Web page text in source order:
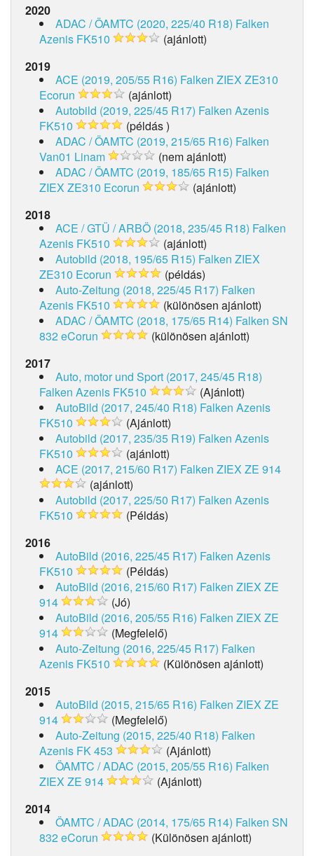
2020
ADAC / ÖAMTC (2020, 225/40 R18) Falken
Azenis FK510
(ajánlott)
2019
ACE (2019, 205/55 R16) Falken ZIEX ZE310
Ecorun
(ajánlott)
Autobild (2019, 225/45 R17) Falken Azenis
FK510
(példás )
ADAC / ÖAMTC (2019, 215/65 R16) Falken
Van01 Linam
(nem ajánlott)
ADAC / ÖAMTC (2019, 185/65 R15) Falken
ZIEX ZE310 Ecorun
(ajánlott)
2018
ACE / GTÜ / ARBÖ (2018, 235/45 R18) Falken
Azenis FK510
(ajánlott)
Autobild (2018, 195/65 R15) Falken ZIEX
ZE310 Ecorun
(példás)
Auto-Zeitung (2018, 225/45 R17) Falken
Azenis FK510
(különösen ajánlott)
ADAC / ÖAMTC (2018, 175/65 R14) Falken SN
832 eCorun
(különösen ajánlott)
2017
Auto, motor und Sport (2017, 245/45 R18)
Falken Azenis FK510
(Ajánlott)
AutoBild (2017, 245/40 R18) Falken Azenis
FK510
(Ajánlott)
Autobild (2017, 235/35 R19) Falken Azenis
FK510
(ajánlott)
ACE (2017, 215/60 R17) Falken ZIEX ZE 914
(ajánlott)
Autobild (2017, 225/50 R17) Falken Azenis
FK510
(Példás)
2016
AutoBild (2016, 225/45 R17) Falken Azenis
FK510
(Példás)
AutoBild (2016, 215/60 R17) Falken ZIEX ZE
914
(Jó)
AutoBild (2016, 205/55 R16) Falken ZIEX ZE
914
(Megfelelő)
Auto-Zeitung (2016, 225/45 R17) Falken
Azenis FK510
(Különösen ajánlott)
2015
AutoBild (2015, 215/65 R16) Falken ZIEX ZE
914
(Megfelelő)
Auto-Zeitung (2015, 225/40 R18) Falken
Azenis FK 453
(Ajánlott)
ÖAMTC / ADAC (2015, 205/55 R16) Falken
ZIEX ZE 914
(Ajánlott)
2014
ÖAMTC / ADAC (2014, 175/65 R14) Falken SN
832 eCorun
(Különösen ajánlott)